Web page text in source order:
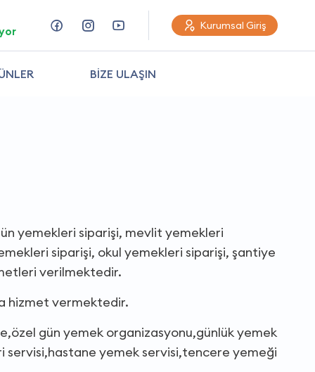
Kurumsal Giriş
BİZE ULAŞIN
yemekleri siparişi, mevlit yemekleri
siparişi, okul yemekleri siparişi, şantiye
verilmektedir.
hizmet vermektedir.
gün yemek organizasyonu,günlük yemek
servisi,hastane yemek servisi,tencere yemeği